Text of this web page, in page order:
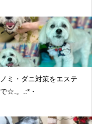
ノミ・ダニ対策をエステ
で☆.。.:*・